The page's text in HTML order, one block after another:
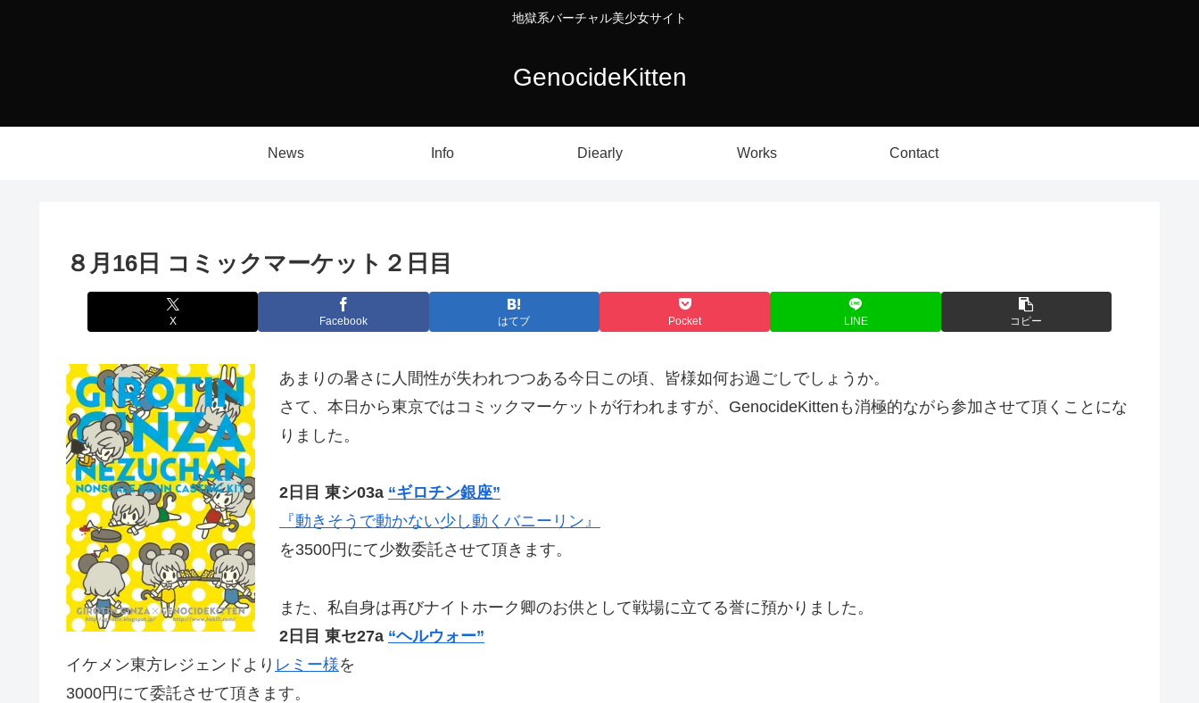
地獄系バーチャル美少女サイト
GenocideKitten
News Info Diearly Works Contact
８月16日 コミックマーケット２日目
X Facebook はてブ Pocket LINE コピー
あまりの暑さに人間性が失われつつある今日この頃、皆様如何お過ごしでしょうか。
さて、本日から東京ではコミックマーケットが行われますが、GenocideKittenも消極的ながら参加させて頂くことにな
りました。
2日目 東シ03a “ギロチン銀座”
『動きそうで動かない少し動くバニーリン』
を3500円にて少数委託させて頂きます。
また、私自身は再びナイトホーク卿のお供として戦場に立てる誉に預かりました。
2日目 東セ27a “ヘルウォー”
イケメン東方レジェンドより レミー様を
3000円にて委託させて頂きます。